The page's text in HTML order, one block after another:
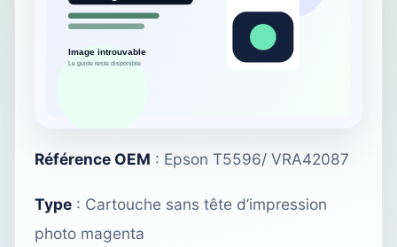
Référence OEM : Epson T5596/ VRA42087
Type : Cartouche sans tête d’impression
photo magenta